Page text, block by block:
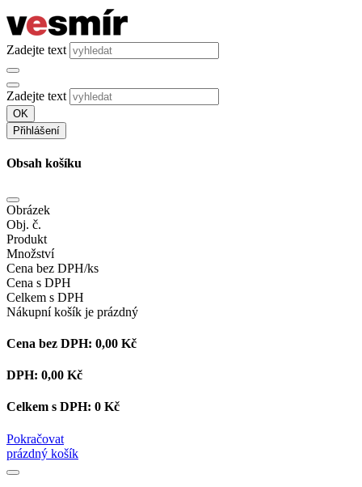
Zadejte text
Zadejte text
OK
Přihlášení
Obsah košíku
Obrázek
Obj. č.
Produkt
Množství
Cena bez DPH/ks
Cena s DPH
Celkem s DPH
Nákupní košík je prázdný
Cena bez DPH: 0,00 Kč
DPH: 0,00 Kč
Celkem s DPH: 0 Kč
Pokračovat
prázdný košík